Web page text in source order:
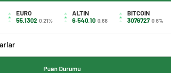
EURO
55,1302 0.21%
ALTIN
6.540,10 0,68
BITCOIN
3076727 0.6%
Puan Durumu